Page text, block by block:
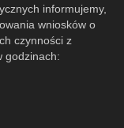
informujemy,
wniosków o
czynności z
godzinach: